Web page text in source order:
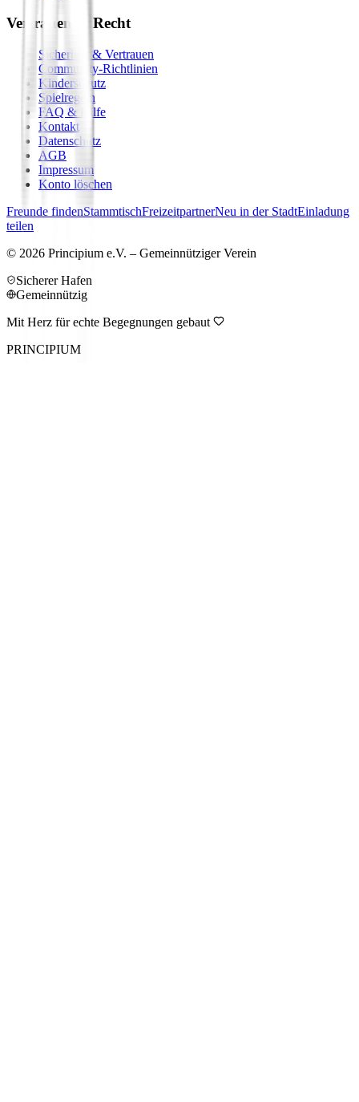
Vertrauen & Recht
Sicherheit & Vertrauen
Community-Richtlinien
Kinderschutz
Spielregeln
FAQ & Hilfe
Kontakt
Datenschutz
AGB
Impressum
Konto löschen
Freunde findenStammtischFreizeitpartnerNeu in der StadtEinladung
teilen
© 2026 Principium e.V. – Gemeinnütziger Verein
Sicherer Hafen
Gemeinnützig
Mit Herz für echte Begegnungen gebaut
PRINCIPIUM